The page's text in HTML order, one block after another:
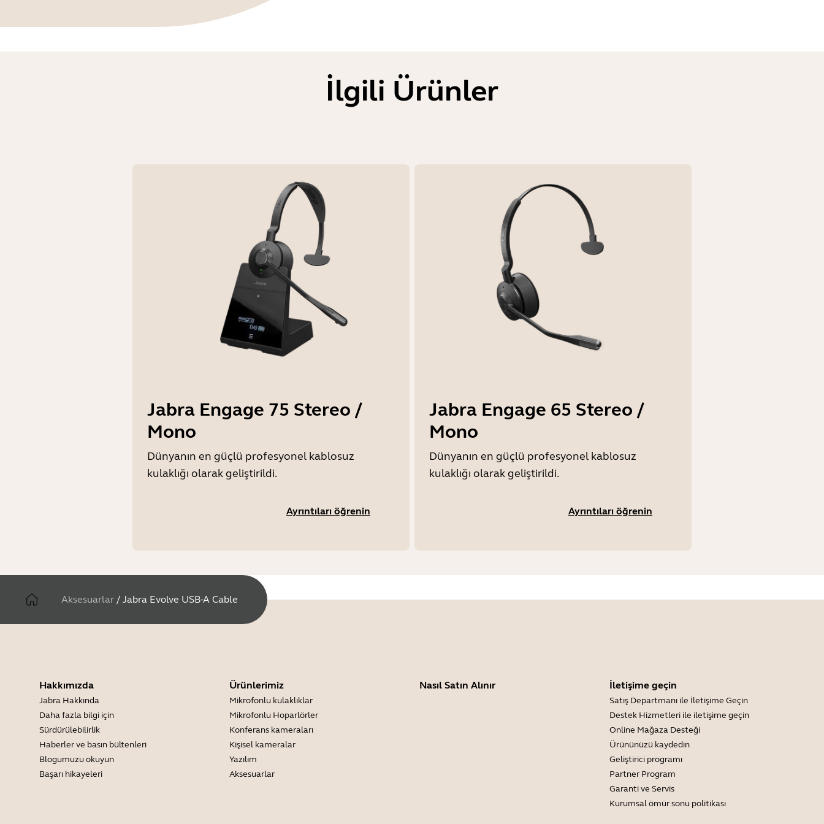
İlgili Ürünler
Jabra Engage 75 Stereo /
Mono
Dünyanın en güçlü profesyonel kablosuz
kulaklığı olarak geliştirildi.
Ayrıntıları öğrenin
Jabra Engage 65 Stereo /
Mono
Dünyanın en güçlü profesyonel kablosuz
kulaklığı olarak geliştirildi.
Ayrıntıları öğrenin
Aksesuarlar / Jabra Evolve USB-A Cable
Hakkımızda
Jabra Hakkında
Daha fazla bilgi için
Sürdürülebilirlik
Haberler ve basın bültenleri
Blogumuzu okuyun
Başarı hikayeleri
Ürünlerimiz
Mikrofonlu kulaklıklar
Mikrofonlu Hoparlörler
Konferans kameraları
Kişisel kameralar
Yazılım
Aksesuarlar
Nasıl Satın Alınır İletişime geçin
Satış Departmanı ile İletişime Geçin
Destek Hizmetleri ile iletişime geçin
Online Mağaza Desteği
Ürününüzü kaydedin
Geliştirici programı
Partner Program
Garanti ve Servis
Kurumsal ömür sonu politikası